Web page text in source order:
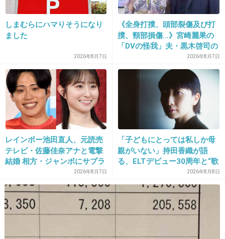
現・Jr.なら分かるが、元・Jr.なんでしょ？
じゃあ別にねぇ。。
そこまで週刊誌は追いかけるのかと驚いたわ。
よっぽどJr.でも人気あった人なのかな。
+232 -5
23. 匿名2017/04/29(土) 10:57:18
17歳にしてこれから堕ちてくだけ
もうまともには生きていけなそう
+142 -5
24. 匿名2017/04/29(土) 10:57:47
辞めてもまだファンがいて、交流したり活動し
しまむらにハマりそうになり
ました
2026年8月7日
《全身打撲、頭部裂傷及び打
撲、頸部損傷…》宮崎麗果の
「DVの怪我」夫・黒木啓司の
逮捕で始まる「夫婦の闘争」
2026年8月7日
レインボー池田直人、元読売
テレビ・佐藤佳奈アナと電撃
結婚 相方・ジャンボにサプラ
2026年8月7日
「子どもにとっては私しか母
親がいない」持田香織が語
る、ELTデビュー30周年と“歌
手”よりも大切にしたかった時
間
2026年8月8日